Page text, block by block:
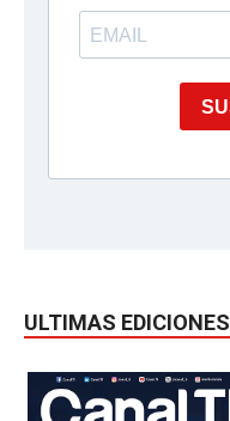
ULTIMAS EDICIONES